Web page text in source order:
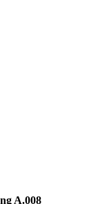
A.008